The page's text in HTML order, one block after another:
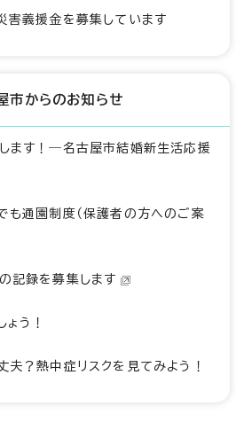
害義援金を募集しています
市からのお知らせ
ます！―名古屋市結婚新生活応援
も通園制度（保護者の方へのご案
記録を募集します
う！
夫？熱中症リスクを見てみよう！